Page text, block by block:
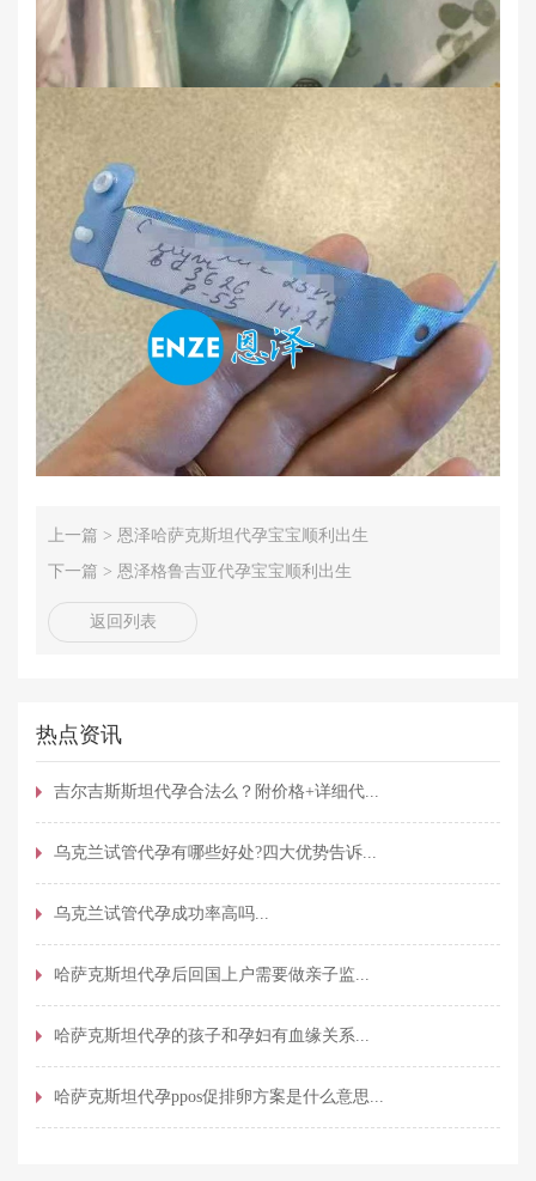
上一篇 > 恩泽哈萨克斯坦代孕宝宝顺利出生
下一篇 > 恩泽格鲁吉亚代孕宝宝顺利出生
返回列表
热点资讯
吉尔吉斯斯坦代孕合法么？附价格+详细代...
乌克兰试管代孕有哪些好处?四大优势告诉...
乌克兰试管代孕成功率高吗...
哈萨克斯坦代孕后回国上户需要做亲子监...
哈萨克斯坦代孕的孩子和孕妇有血缘关系...
哈萨克斯坦代孕ppos促排卵方案是什么意思...